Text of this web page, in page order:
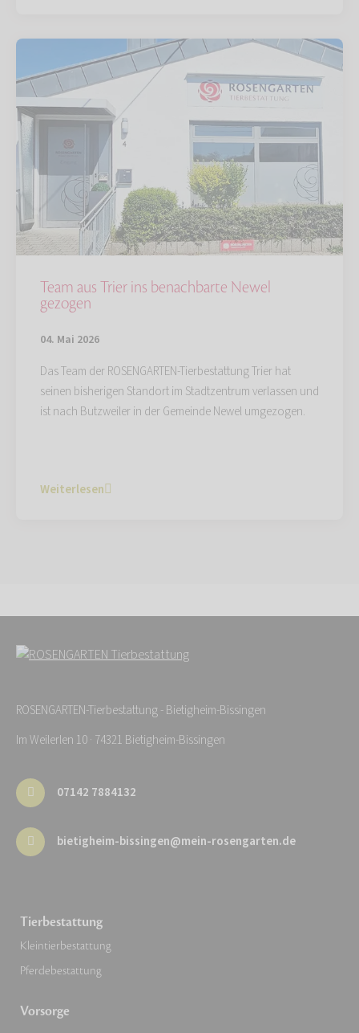
Team aus Trier ins benachbarte Newel
gezogen
04. Mai 2026
Das Team der ROSENGARTEN-Tierbestattung Trier hat
seinen bisherigen Standort im Stadtzentrum verlassen und
ist nach Butzweiler in der Gemeinde Newel umgezogen.
Weiterlesen
ROSENGARTEN-Tierbestattung - Bietigheim-Bissingen
Im Weilerlen 10 · 74321 Bietigheim-Bissingen
07142 7884132
bietigheim-bissingen@mein-rosengarten.de
Tierbestattung
Kleintierbestattung
Pferdebestattung
Vorsorge